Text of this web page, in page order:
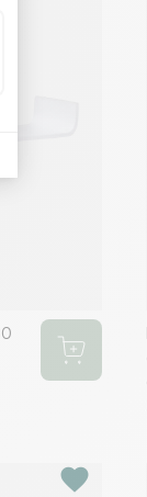
favorite